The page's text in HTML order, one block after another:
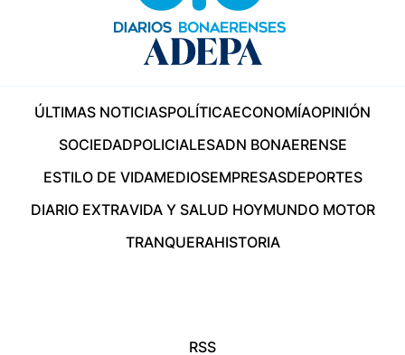
ÚLTIMAS NOTICIASPOLÍTICAECONOMÍAOPINIÓN
SOCIEDADPOLICIALESADN BONAERENSE
ESTILO DE VIDAMEDIOSEMPRESASDEPORTES
DIARIO EXTRAVIDA Y SALUD HOYMUNDO MOTOR
TRANQUERAHISTORIA
RSS